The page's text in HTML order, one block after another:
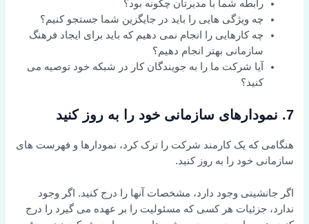
رابطه شما با مدیرتان چگونه بود؟
چه ویژگی هایی را باید در جایگزین شما جستجو کنیم؟
چه کارهایی را انجام نمی دهیم که باید برای ایجاد فرهنگ
سازمانی بهتر انجام دهیم؟
آیا شرکت ما را به جویندگان کار در شبکه خود توصیه می
کنید؟
7. نمودارهای سازمانی خود را به روز کنید
هنگامی که یک کارمند شرکت را ترک کرد، نمودارها و فهرست های
سازمانی خود را به روز کنید.
اگر جانشینی وجود دارد، مشخصات آنها را درج کنید. اگر وجود
ندارد، جزئیات هر کسی که مسئولیت را بر عهده می گیرد را درج